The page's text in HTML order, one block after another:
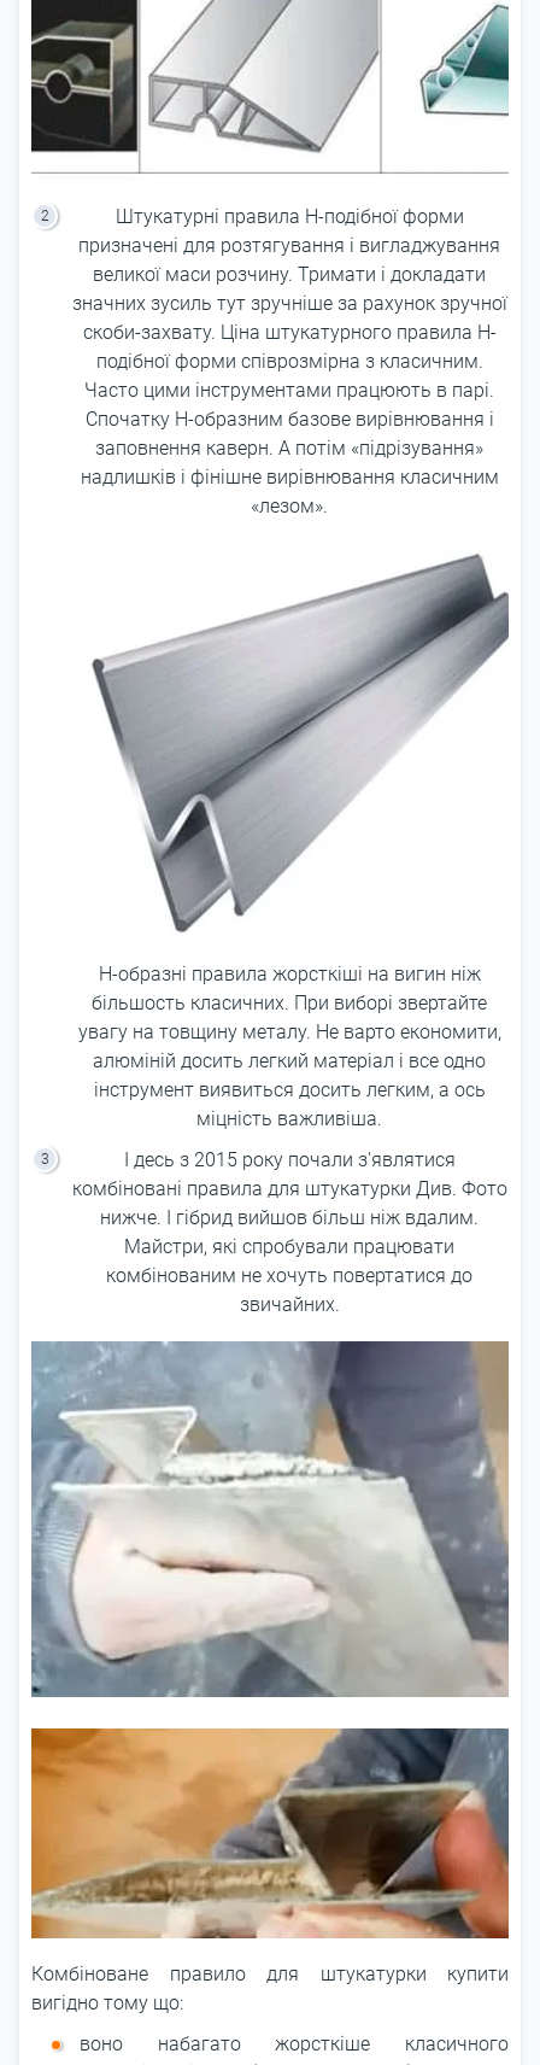
Штукатурні правила Н-подібної форми
призначені для розтягування і вигладжування
великої маси розчину. Тримати і докладати
значних зусиль тут зручніше за рахунок зручної
скоби-захвату. Ціна штукатурного правила H-
подібної форми співрозмірна з класичним.
Часто цими інструментами працюють в парі.
Спочатку Н-образним базове вирівнювання і
заповнення каверн. А потім «підрізування»
надлишків і фінішне вирівнювання класичним
«лезом».
Н-образні правила жорсткіші на вигин ніж
більшость класичних. При виборі звертайте
увагу на товщину металу. Не варто економити,
алюміній досить легкий матеріал і все одно
інструмент виявиться досить легким, а ось
міцність важливіша.
І десь з 2015 року почали з'являтися
комбіновані правила для штукатурки Див. Фото
нижче. І гібрид вийшов більш ніж вдалим.
Майстри, які спробували працювати
комбінованим не хочуть повертатися до
звичайних.
Комбіноване правило для штукатурки купити
вигідно тому що:
воно набагато жорсткіше класичного